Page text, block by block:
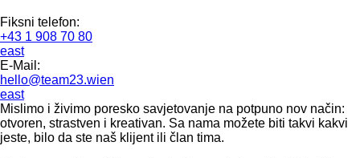
Fiksni telefon:
+43 1 908 70 80
east
E-Mail:
hello@team23.wien
east
Mislimo i živimo poresko savjetovanje na potpuno nov način:
otvoren, strastven i kreativan. Sa nama možete biti takvi kakvi
jeste, bilo da ste naš klijent ili član tima.